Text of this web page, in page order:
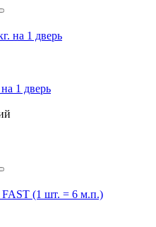
1 дверь